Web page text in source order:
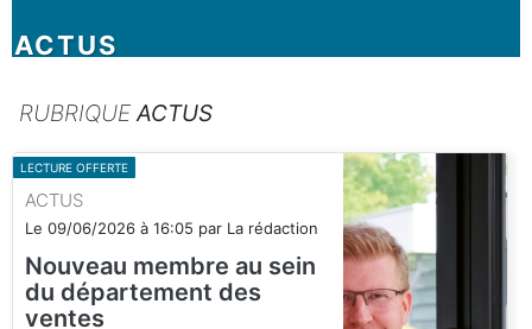
ACTUS
RUBRIQUEACTUS
LECTURE OFFERTE
ACTUS
Le 09/06/2026 à 16:05 par La rédaction
Nouveau membre au sein
du département des
ventes